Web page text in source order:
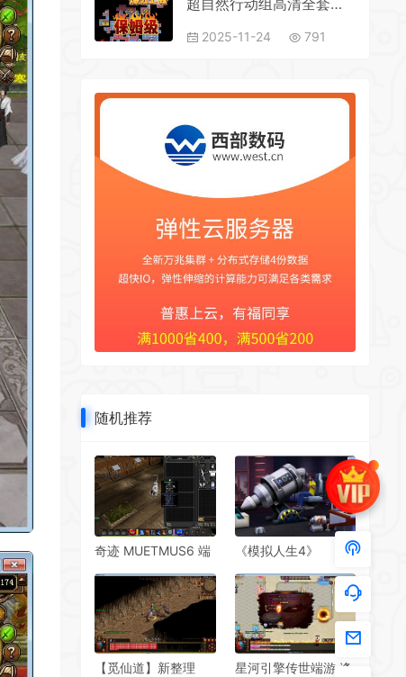
超自然行动组高清全套小抄全新含宝藏房持续更新简单易操作
2025-11-24 791
随机推荐
奇迹 MUETMUS6 端
FPS120 一键端
V1.0.9 全 BUG 修复
《模拟人生4》
版
【觅仙道】新整理
星河引擎传世端游 逢